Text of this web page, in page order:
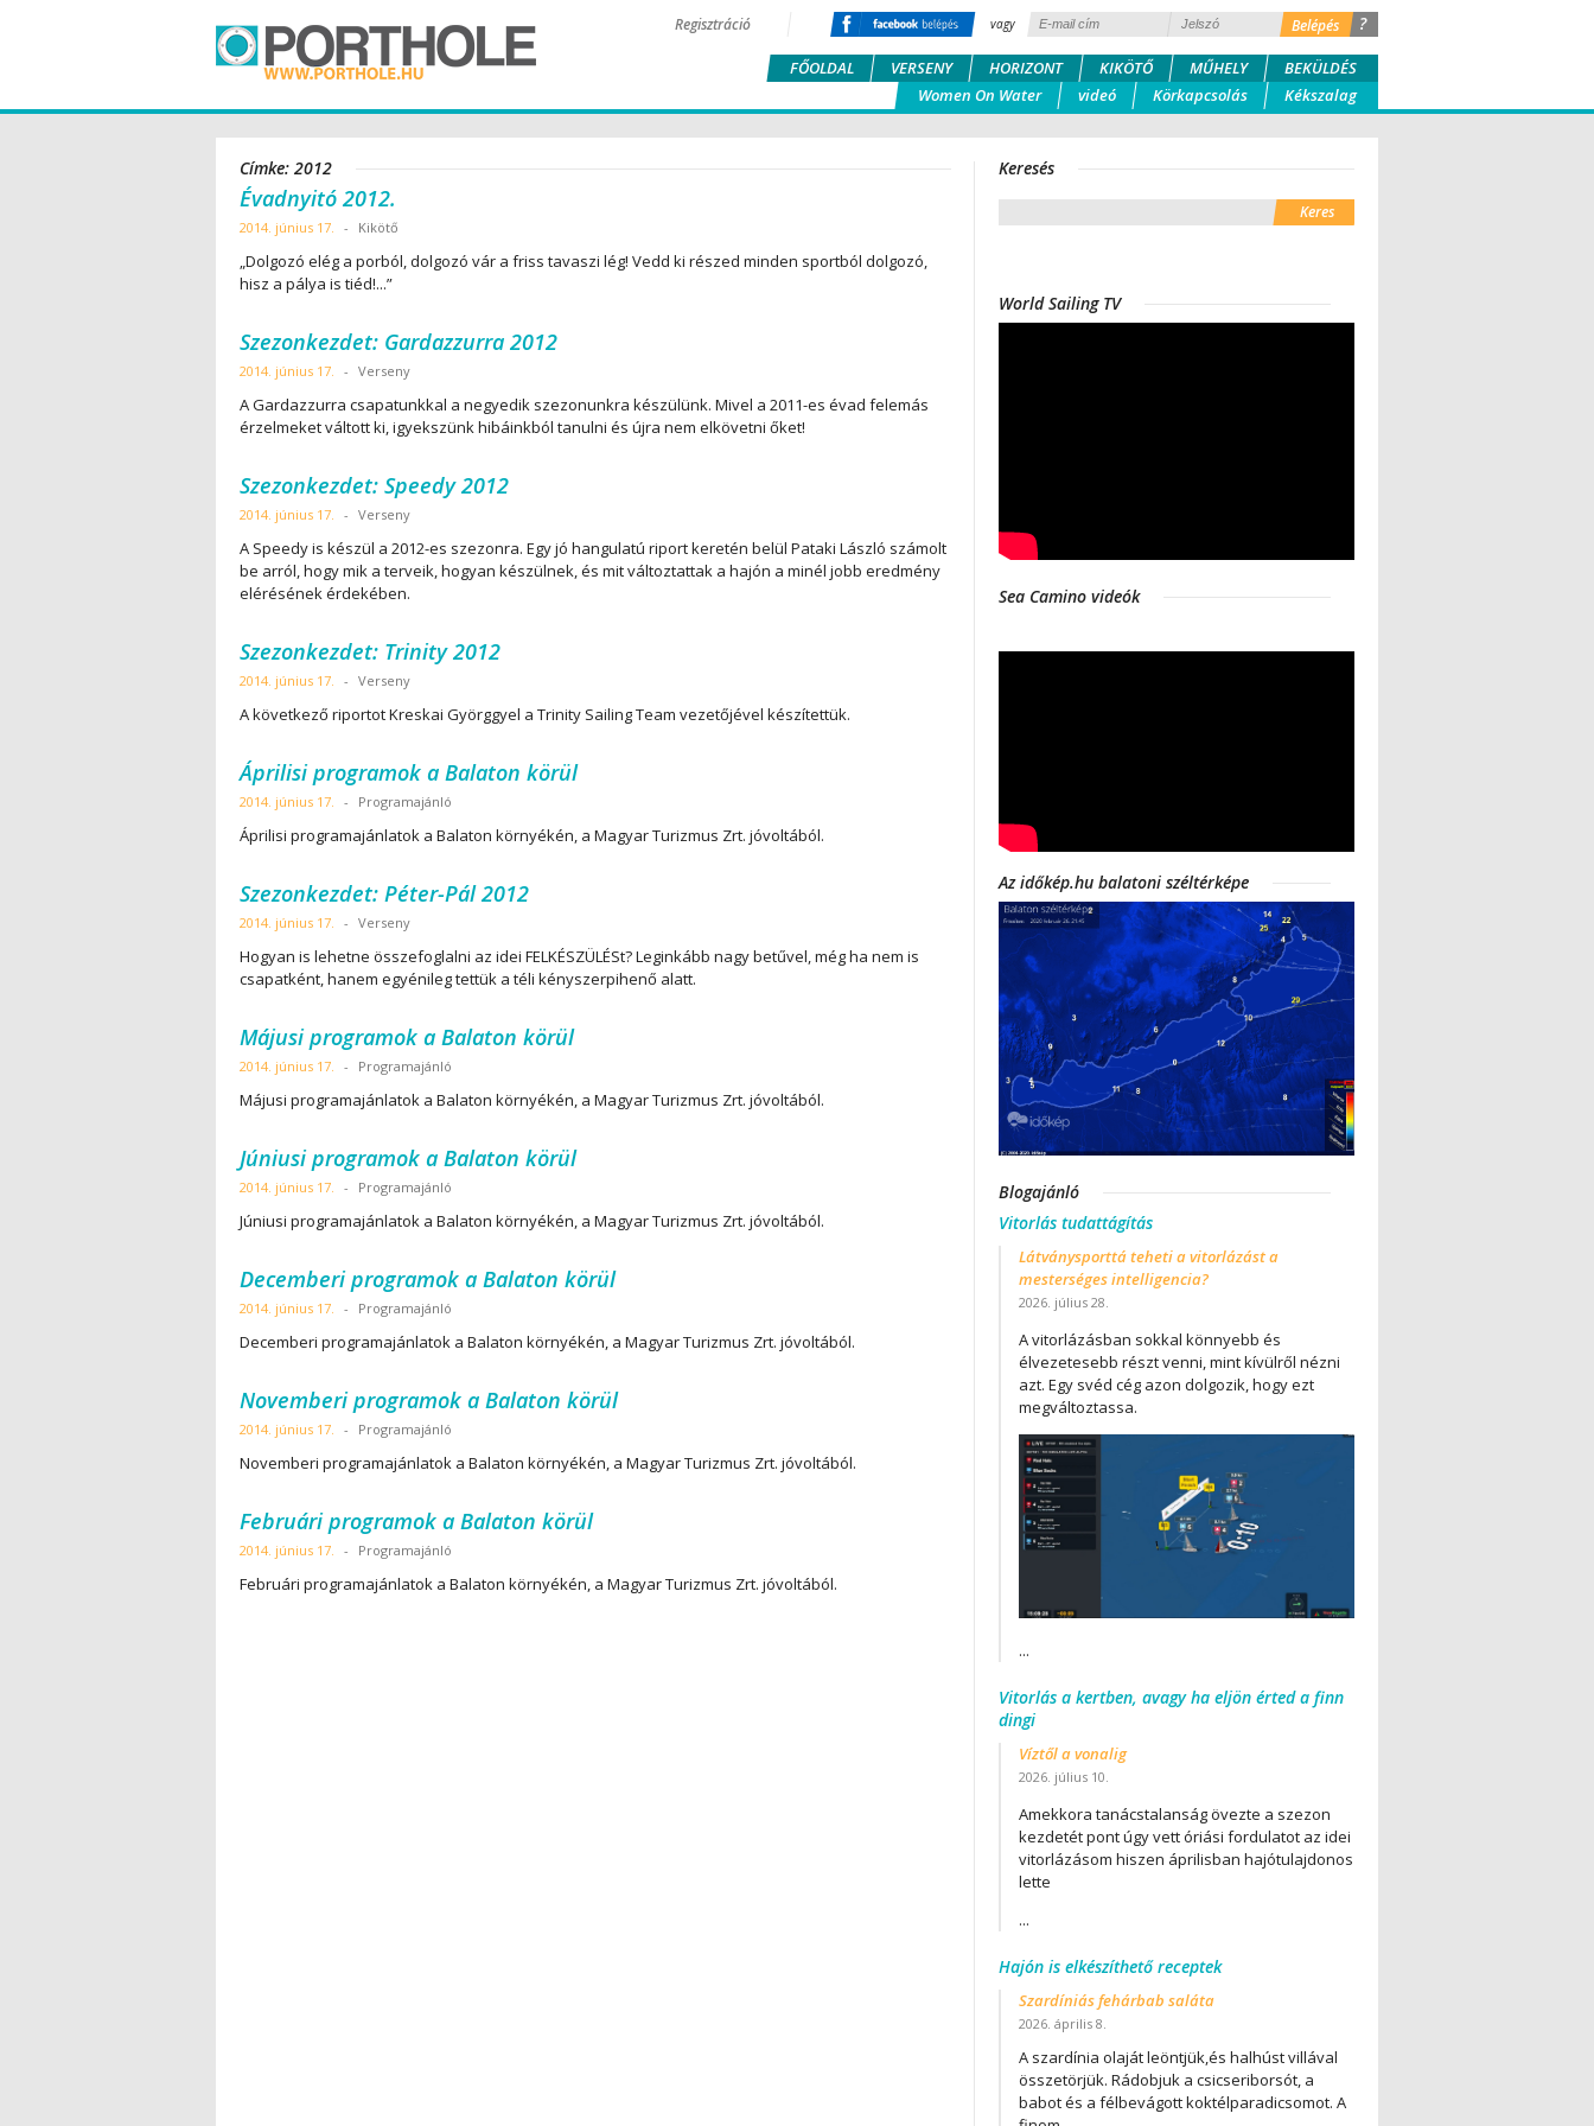
?
vagy
Regisztráció
FŐOLDAL VERSENY HORIZONT KIKÖTŐ MŰHELY
BEKÜLDÉS
Women On Water
videó Körkapcsolás Kékszalag
Címke: 2012
Évadnyitó 2012.
2014. június 17. - Kikötő
„Dolgozó elég a porból, dolgozó vár a friss tavaszi lég! Vedd ki részed minden sportból dolgozó,
hisz a pálya is tiéd!...”
Szezonkezdet: Gardazzurra 2012
2014. június 17. - Verseny
A Gardazzurra csapatunkkal a negyedik szezonunkra készülünk. Mivel a 2011-es évad felemás
érzelmeket váltott ki, igyekszünk hibáinkból tanulni és újra nem elkövetni őket!
Szezonkezdet: Speedy 2012
2014. június 17. - Verseny
A Speedy is készül a 2012-es szezonra. Egy jó hangulatú riport keretén belül Pataki László számolt
be arról, hogy mik a terveik, hogyan készülnek, és mit változtattak a hajón a minél jobb eredmény
elérésének érdekében.
Szezonkezdet: Trinity 2012
2014. június 17. - Verseny
A következő riportot Kreskai Györggyel a Trinity Sailing Team vezetőjével készítettük.
Áprilisi programok a Balaton körül
2014. június 17. - Programajánló
Áprilisi programajánlatok a Balaton környékén, a Magyar Turizmus Zrt. jóvoltából.
Szezonkezdet: Péter-Pál 2012
2014. június 17. - Verseny
Hogyan is lehetne összefoglalni az idei FELKÉSZÜLÉSt? Leginkább nagy betűvel, még ha nem is
csapatként, hanem egyénileg tettük a téli kényszerpihenő alatt.
Májusi programok a Balaton körül
2014. június 17. - Programajánló
Májusi programajánlatok a Balaton környékén, a Magyar Turizmus Zrt. jóvoltából.
Júniusi programok a Balaton körül
2014. június 17. - Programajánló
Júniusi programajánlatok a Balaton környékén, a Magyar Turizmus Zrt. jóvoltából.
Decemberi programok a Balaton körül
2014. június 17. - Programajánló
Decemberi programajánlatok a Balaton környékén, a Magyar Turizmus Zrt. jóvoltából.
Novemberi programok a Balaton körül
2014. június 17. - Programajánló
Novemberi programajánlatok a Balaton környékén, a Magyar Turizmus Zrt. jóvoltából.
Februári programok a Balaton körül
2014. június 17. - Programajánló
Februári programajánlatok a Balaton környékén, a Magyar Turizmus Zrt. jóvoltából.
Keresés
World Sailing TV
Sea Camino videók
Az időkép.hu balatoni széltérképe
Blogajánló
Vitorlás tudattágítás
Látványsporttá teheti a vitorlázást a
mesterséges intelligencia?
2026. július 28.
A vitorlázásban sokkal könnyebb és
élvezetesebb részt venni, mint kívülről nézni
azt. Egy svéd cég azon dolgozik, hogy ezt
megváltoztassa.
...
Vitorlás a kertben, avagy ha eljön érted a finn
dingi
Víztől a vonalig
2026. július 10.
Amekkora tanácstalanság övezte a szezon
kezdetét pont úgy vett óriási fordulatot az idei
vitorlázásom hiszen áprilisban hajótulajdonos
lette
...
Hajón is elkészíthető receptek
Szardíniás fehárbab saláta
2026. április 8.
A szardínia olaját leöntjük,és halhúst villával
összetörjük. Rádobjuk a csicseriborsót, a
babot és a félbevágott koktélparadicsomot. A